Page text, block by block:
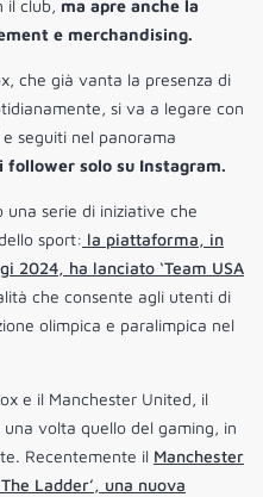
il club, ma apre anche la
e merchandising.
che già vanta la presenza di
si va a legare con
seguiti nel panorama
solo su Instagram.
serie di iniziative che
sport: la piattaforma, in
2024, ha lanciato ‘Team USA
che consente agli utenti di
olimpica e paralimpica nel
e il Manchester United, il
volta quello del gaming, in
Recentemente il Manchester
Ladder’, una nuova